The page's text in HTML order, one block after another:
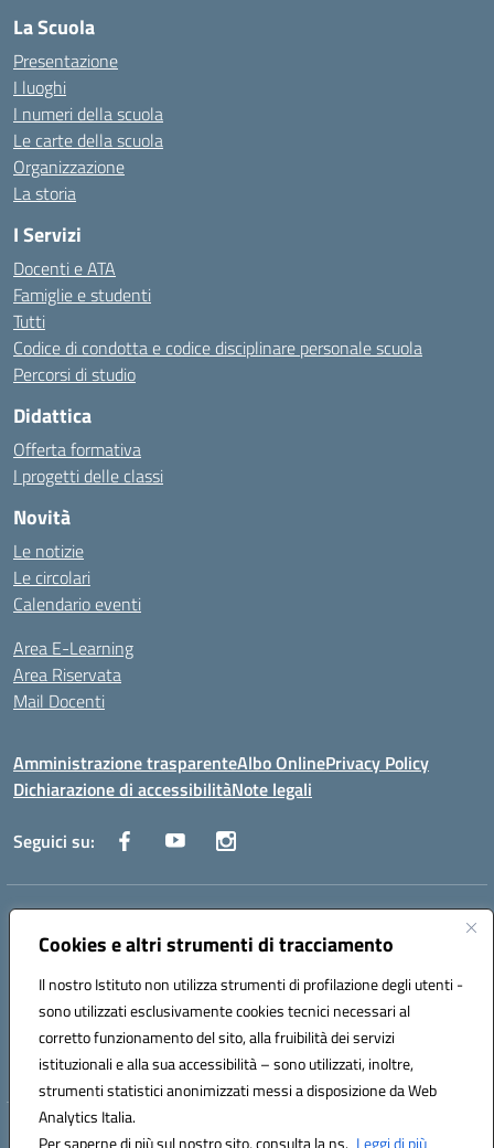
Cookies e altri strumenti di tracciamento
Il nostro Istituto non utilizza strumenti di profilazione degli utenti -
sono utilizzati esclusivamente cookies tecnici necessari al
corretto funzionamento del sito, alla fruibilità dei servizi
istituzionali e alla sua accessibilità – sono utilizzati, inoltre,
strumenti statistici anonimizzati messi a disposizione da Web
Analytics Italia.
Per saperne di più sul nostro sito, consulta la ns. Leggi di più
La Scuola
Presentazione
I luoghi
I numeri della scuola
Le carte della scuola
Organizzazione
La storia
I Servizi
Docenti e ATA
Famiglie e studenti
Tutti
Codice di condotta e codice disciplinare personale scuola
Percorsi di studio
Didattica
Offerta formativa
I progetti delle classi
Novità
Le notizie
Le circolari
Calendario eventi
Area E-Learning
Area Riservata
Mail Docenti
Amministrazione trasparenteAlbo OnlinePrivacy Policy
Dichiarazione di accessibilitàNote legali
Seguici su:
Indirizzo:
Centralino:0885 417864 Email:fgpc180008@istruzione.it
Codice fiscale: 90043150714
Codice meccanografico:
FGPC180008
Codice Indice delle Pubbliche Amministrazioni (IPA): lzcc
Hosting & Powered by 3D Solution S.r.l.